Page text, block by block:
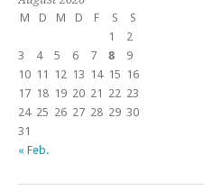
M
D M D F S
S
1
2
3
4 5 6 7 8
9
10 11 12 13 14 15 16
17 18 19 20 21 22 23
24 25 26 27 28 29 30
31
« Feb.